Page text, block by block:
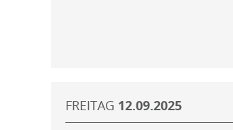
FREITAG 12.09.2025